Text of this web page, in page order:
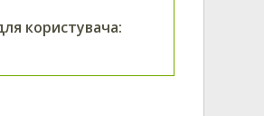
користувача: